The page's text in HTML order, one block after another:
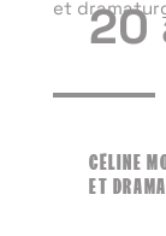
20
CÉLINE
ET